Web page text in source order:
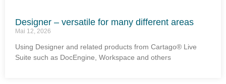
Designer – versatile for many different areas
Mai 12, 2026
Using Designer and related products from Cartago® Live
Suite such as DocEngine, Workspace and others